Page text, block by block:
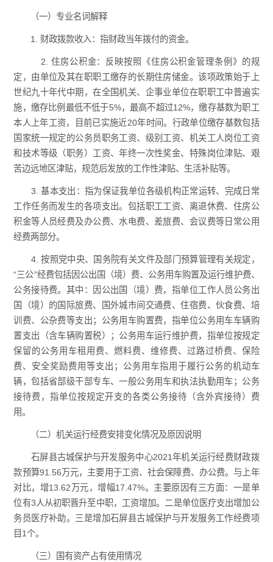
（一）专业名词解释
1. 财政拨款收入：指财政当年拨付的资金。
2. 住房公积金：反映按照《住房公积金管理条例》的规
定，由单位及其在职职工缴存的长期住房储金。该项政策始于上
世纪九十年代中期，在全国机关、企事业单位在职职工中普遍实
施，缴存比例最低不低于5%，最高不超过12%，缴存基数为职工
本人上年工资，目前已实施近20年时间。行政单位缴存基数包括
国家统一规定的公务员职务工资、级别工资、机关工人岗位工资
和技术等级（职务）工资、年终一次性奖金、特殊岗位津贴、艰
苦边远地区津贴，规范后发放的工作性津贴、生活补贴等。
3. 基本支出：指为保证我单位各级机构正常运转、完成日常
工作任务而发生的各项支出。包括职工工资、离退休费、住房公
积金等人员经费及办公费、水电费、差旅费、会议费等日常公用
经费两部分。
4. 按照党中央、国务院有关文件及部门预算管理有关规定，
“三公”经费包括因公出国（境）费、公务用车购置及运行维护费、
公务接待费。其中：因公出国（境）费，指单位工作人员公务出
国（境）的国际旅费、国外城市间交通费、住宿费、伙食费、培
训费、公杂费等支出；公务用车购置费，指单位公务用车车辆购
置支出（含车辆购置税）；公务用车运行维护费，指单位按规定
保留的公务用车租用费、燃料费、维修费、过路过桥费、保险
费、安全奖励费用等支出；公务用车指用于履行公务的机动车
辆，包括省部级干部专车、一般公务用车和执法执勤用车；公务
接待费，指单位按规定开支的各类公务接待（含外宾接待）费
用。
（二）机关运行经费安排变化情况及原因说明
石屏县古城保护与开发服务中心2021年机关运行经费财政拨
款预算91.56万元，主要用于工资、社会保障费、办公费。与上年
对比，增13.62万元，增幅17.47%。主要原因有三方面：一是单
位有3人从初职晋升至中职，工资增加。二是单位医疗支出增加公
务员医疗补助。三是增加石屏县古城保护与开发服务工作经费项
目1个。
（三）国有资产占有使用情况